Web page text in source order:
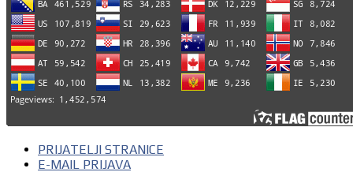
PRIJATELJI STRANICE
E-MAIL PRIJAVA